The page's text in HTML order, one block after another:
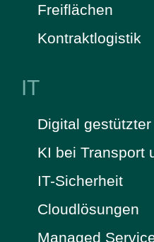
Freiflächen
Kontraktlogistik
IT
Digital
KI bei Transport
IT-Sicherheit
Cloudlösungen
Managed